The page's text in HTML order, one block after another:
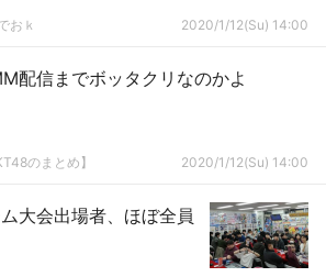
おｋ 2020/1/12(Su) 14:00
配信までボッタクリなのかよ
のまとめ】 2020/1/12(Su) 14:00
大会出場者、ほぼ全員